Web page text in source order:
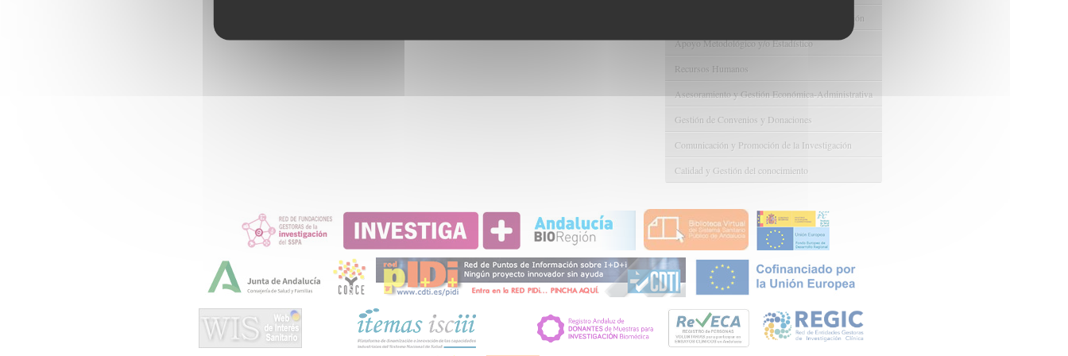
Gestión de Ayudas y Oportunidad de Financiación
Apoyo Metodológico y/o Estadístico
Recursos Humanos
Asesoramiento y Gestión Económica-Administrativa
Gestión de Convenios y Donaciones
Comunicación y Promoción de la Investigación
Calidad y Gestión del conocimiento